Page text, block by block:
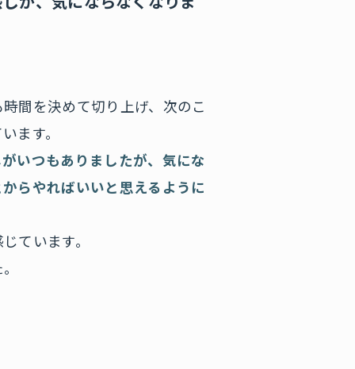
間を決めて切り上げ、次のこ
ます。
いつもありましたが、気にな
らやればいいと思えるように
ています。